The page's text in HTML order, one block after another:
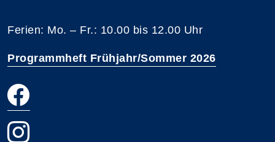
Ferien: Mo. – Fr.: 10.00 bis 12.00 Uhr
Programmheft Frühjahr/Sommer 2026